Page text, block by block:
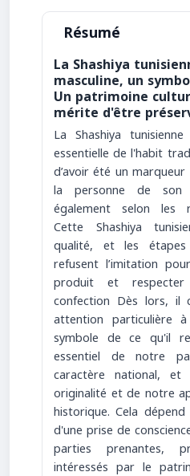
Résumé
La Shashiya
masculine, un
Un patrimoine
mérite d'être
La Shashiya
essentielle de l'habit
d’avoir été un
la personne de son
également selon les
Cette Shashiya
qualité, et les
refusent l’imitation
produit et
confection Dès lors, il
attention particulière
symbole de ce qu'il
essentiel de notre
caractère national,
originalité et de notre
historique. Cela
d'une prise de
parties prenantes,
intéressés par le